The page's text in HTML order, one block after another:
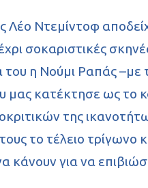
Ντεμίντοφ
σοκαριστικές
του η Νούμι Ραπάς
μας κατέκτησε ως το
της
το τέλειο τρίγωνο
κάνουν για να